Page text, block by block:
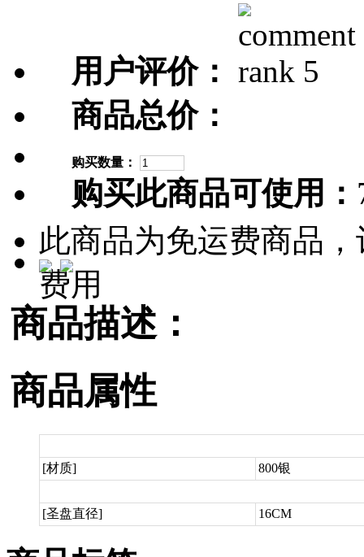
用户评价：
商品总价：
购买数量：
购买此商品可使用：
此商品为免运费商品
费用
商品描述：
商品属性
[材质] 800银
[圣盘直径] 16CM